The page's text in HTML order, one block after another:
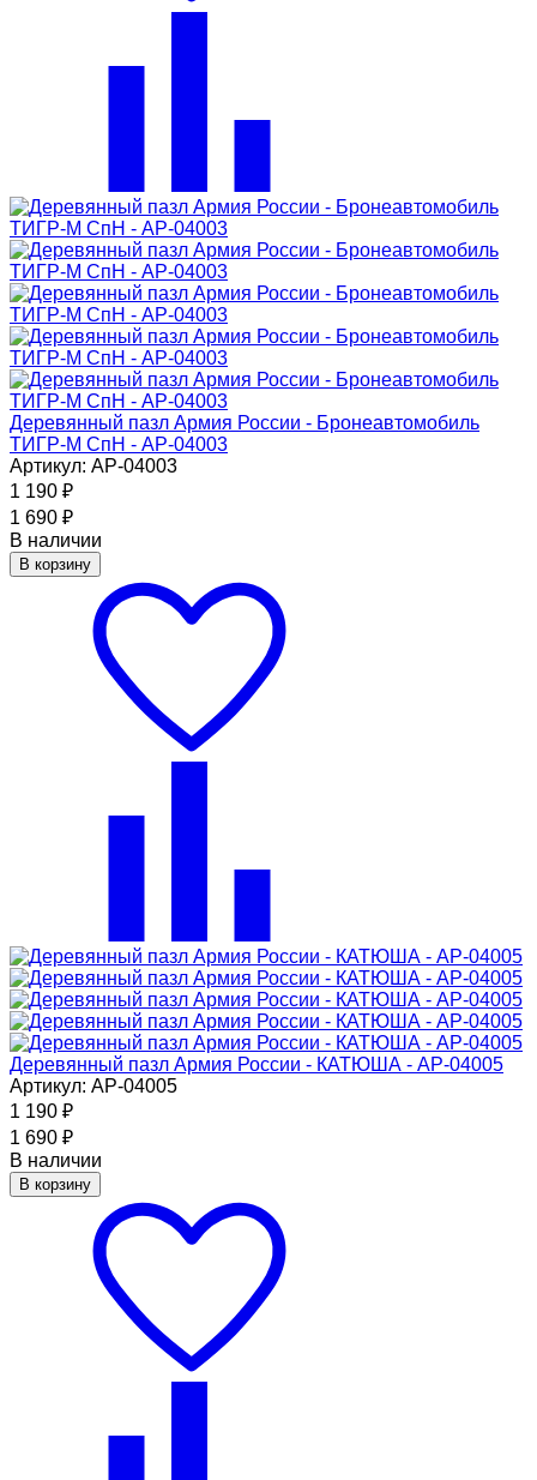
Деревянный пазл Армия России - Бронеавтомобиль
ТИГР-М СпН - АР-04003
Артикул: АР-04003
1 190 ₽
1 690 ₽
В наличии
В корзину
Деревянный пазл Армия России - КАТЮША - АР-04005
Артикул: АР-04005
1 190 ₽
1 690 ₽
В наличии
В корзину